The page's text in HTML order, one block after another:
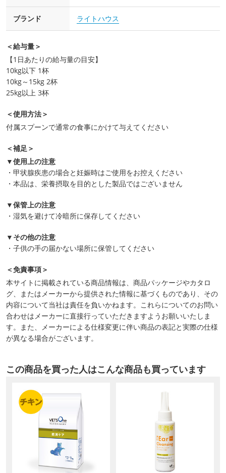
ブランド ライトハウス
＜給与量＞
【1日あたりの給与量の目安】
10kg以下 1杯
10kg～15kg 2杯
25kg以上 3杯
＜使用方法＞
付属スプーンで通常の食事にかけて与えてください
＜補足＞
▼使用上の注意
・甲状腺疾患の場合と妊娠時はご使用をお控えください
・本品は、栄養摂取を目的とした製品ではございません
▼保管上の注意
・湿気を避けて冷暗所に保存してください
▼その他の注意
・子供の手の届かない場所に保管してください
＜免責事項＞
本サイトに掲載されている商品情報は、商品パッケージやカタロ
グ、またはメーカーから提供された情報に基づくものであり、その
内容について当社は責任を負いかねます。これらについてのお問い
合わせはメーカーに直接行っていただきますようお願いいたしま
す。また、メーカーによる仕様変更に伴い商品の表記と実際の仕様
が異なる場合がございます。
この商品を買った人はこんな商品も買っています